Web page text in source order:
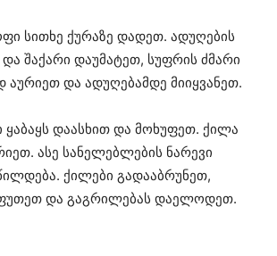
სითხე ქურაზე დადეთ. ადუღების
შაქარი დაუმატეთ, სუფრის ძმარი
აურიეთ და ადუღებამდე მიიყვანეთ.
ყაბაყს დაასხით და მოხუფეთ. ქილა
ასე სანელებლების ნარევი
ქილები გადააბრუნეთ,
და გაგრილებას დაელოდეთ.